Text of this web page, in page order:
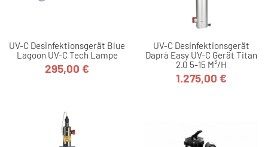
UV-C Desinfektionsgerät Blue
Lagoon UV-C Tech Lampe
Preis
295,00 €
UV-C Desinfektionsgerät
Daprà Easy UV-C Gerät Titan
2.0 5-15 M³/h
Preis
1.275,00 €